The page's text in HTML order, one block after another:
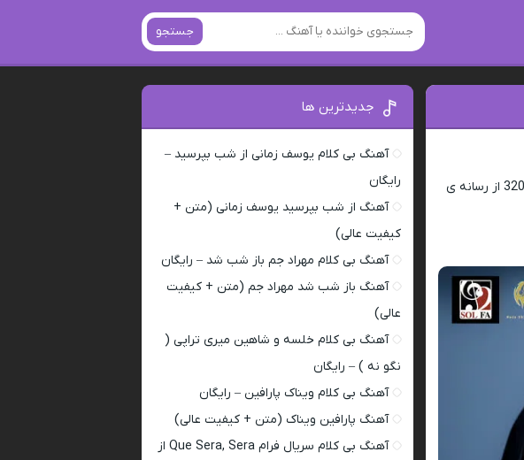
جستجو
جدیدترین ها
آهنگ بی کلام یوسف زمانی از شب بپرسید –
رایگان
آهنگ از شب بپرسید یوسف زمانی (متن +
کیفیت عالی)
آهنگ بی کلام مهراد جم باز شب شد – رایگان
آهنگ باز شب شد مهراد جم (متن + کیفیت
عالی)
آهنگ بی کلام خلسه و شاهین میری تراپی (
نگو نه ) – رایگان
آهنگ بی کلام ویناک پارافین – رایگان
آهنگ پارافین ویناک (متن + کیفیت عالی)
آهنگ بی کلام سریال فرام Que Sera, Sera از